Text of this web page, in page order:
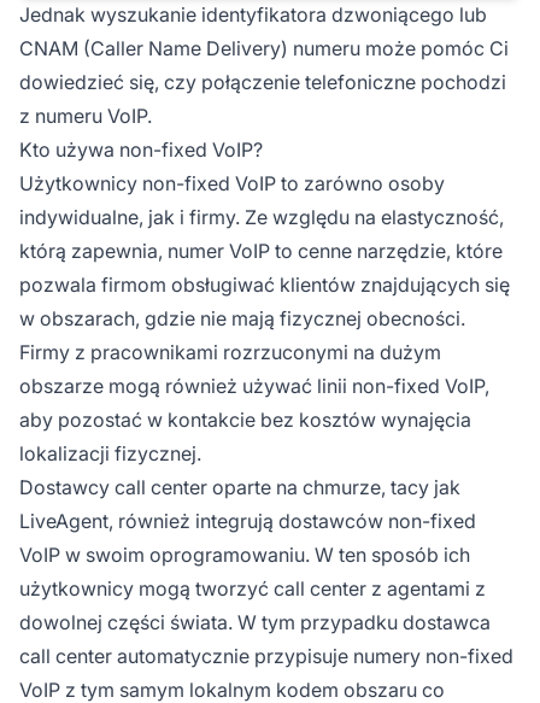
Jednak wyszukanie identyfikatora dzwoniącego lub
CNAM (Caller Name Delivery) numeru może pomóc Ci
dowiedzieć się, czy połączenie telefoniczne pochodzi
z numeru VoIP.
Kto używa non-fixed VoIP?
Użytkownicy non-fixed VoIP to zarówno osoby
indywidualne, jak i firmy. Ze względu na elastyczność,
którą zapewnia, numer VoIP to cenne narzędzie, które
pozwala firmom obsługiwać klientów znajdujących się
w obszarach, gdzie nie mają fizycznej obecności.
Firmy z pracownikami rozrzuconymi na dużym
obszarze mogą również używać linii non-fixed VoIP,
aby pozostać w kontakcie bez kosztów wynajęcia
lokalizacji fizycznej.
Dostawcy call center oparte na chmurze, tacy jak
LiveAgent, również integrują dostawców non-fixed
VoIP w swoim oprogramowaniu. W ten sposób ich
użytkownicy mogą tworzyć call center z agentami z
dowolnej części świata. W tym przypadku dostawca
call center automatycznie przypisuje numery non-fixed
VoIP z tym samym lokalnym kodem obszaru co